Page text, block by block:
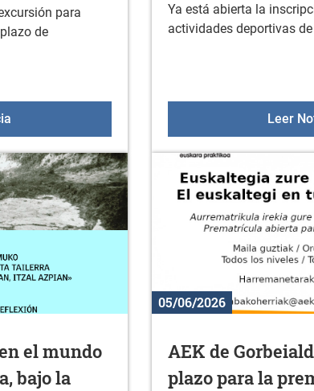
para
de
Excursión para mayores de 50 años el 18 de julio
Ya está abierta la
actividades deportivas
Leer
el mundo
bajo la
05/06/2026
AEK de
plazo para la